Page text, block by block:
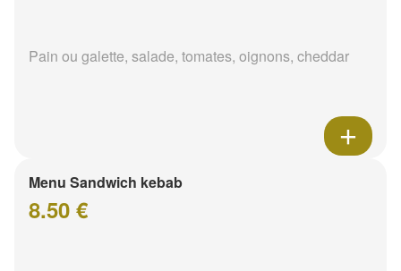
Pain ou galette, salade, tomates, oignons, cheddar
Menu Sandwich kebab
8.50 €